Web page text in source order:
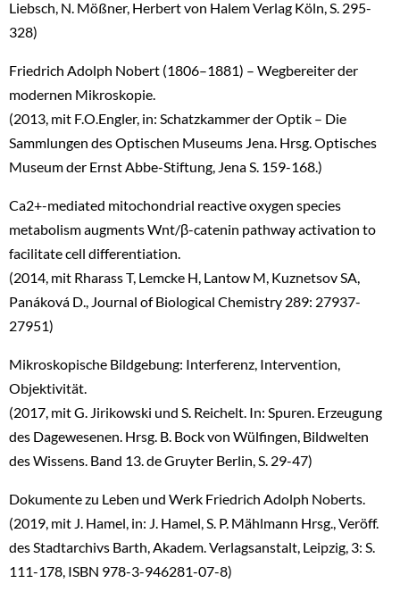
Liebsch, N. Mößner, Herbert von Halem Verlag Köln, S. 295-
328)
Friedrich Adolph Nobert (1806–1881) – Wegbereiter der
modernen Mikroskopie.
(2013, mit F.O.Engler, in: Schatzkammer der Optik – Die
Sammlungen des Optischen Museums Jena. Hrsg. Optisches
Museum der Ernst Abbe-Stiftung, Jena S. 159-168.)
Ca2+-mediated mitochondrial reactive oxygen species
metabolism augments Wnt/β-catenin pathway activation to
facilitate cell differentiation.
(2014, mit Rharass T, Lemcke H, Lantow M, Kuznetsov SA,
Panáková D., Journal of Biological Chemistry 289: 27937-
27951)
Mikroskopische Bildgebung: Interferenz, Intervention,
Objektivität.
(2017, mit G. Jirikowski und S. Reichelt. In: Spuren. Erzeugung
des Dagewesenen. Hrsg. B. Bock von Wülfingen, Bildwelten
des Wissens. Band 13. de Gruyter Berlin, S. 29-47)
Dokumente zu Leben und Werk Friedrich Adolph Noberts.
(2019, mit J. Hamel, in: J. Hamel, S. P. Mählmann Hrsg., Veröff.
des Stadtarchivs Barth, Akadem. Verlagsanstalt, Leipzig, 3: S.
111-178, ISBN 978-3-946281-07-8)